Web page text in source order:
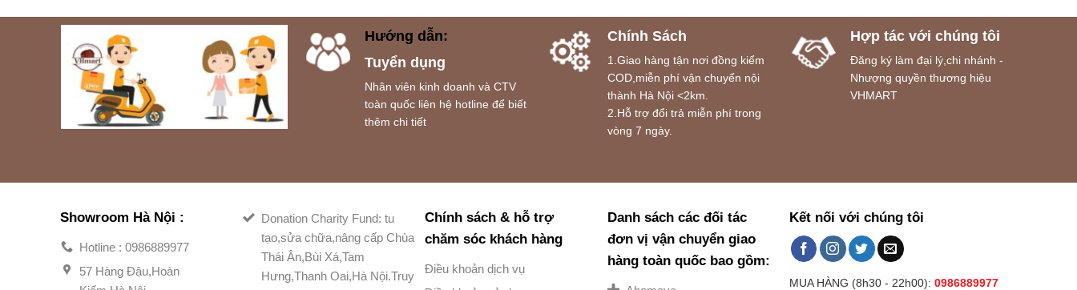
Hướng dẫn:
Tuyển dụng
Nhân viên kinh doanh và CTV
toàn quốc liên hệ hotline để biết
thêm chi tiết
Chính Sách
1.Giao hàng tận nơi đồng kiểm
COD,miễn phí vận chuyển nội
thành Hà Nội <2km.
2.Hỗ trợ đổi trả miễn phí trong
vòng 7 ngày.
Hợp tác với chúng tôi
Đăng ký làm đại lý,chi nhánh -
Nhượng quyền thương hiệu
VHMART
Showroom Hà Nội :
Hotline : 0986889977
57 Hàng Đậu,Hoàn
Donation Charity Fund: tu
tạo,sửa chữa,nâng cấp Chùa
Thái Ân,Bùi Xá,Tam
Hưng,Thanh Oai,Hà Nội.Truy
Chính sách & hỗ trợ
chăm sóc khách hàng
Điều khoản dịch vụ
Danh sách các đối tác
đơn vị vận chuyển giao
hàng toàn quốc bao gồm:
Kết nối với chúng tôi
MUA HÀNG (8h30 - 22h00): 0986889977